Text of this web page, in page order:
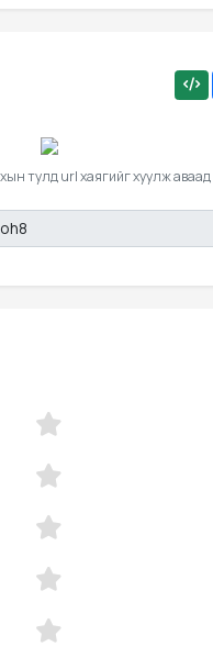
тулд url хаягийг хуулж аваад